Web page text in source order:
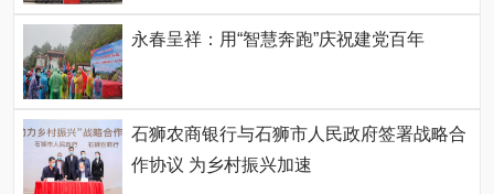
永春呈祥：用“智慧奔跑”庆祝建党百年
石狮农商银行与石狮市人民政府签署战略合
作协议 为乡村振兴加速